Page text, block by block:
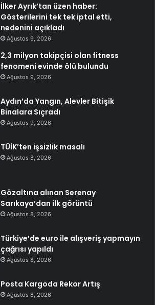
İlker Ayrık’tan üzen haber:
Gösterilerini tek tek iptal etti,
nedenini açıkladı
Ağustos 9, 2026
2,3 milyon takipçisi olan fitness
fenomeni evinde ölü bulundu
Ağustos 9, 2026
Aydın’da Yangın, Alevler Bitişik
Binalara Sıçradı
Ağustos 9, 2026
TÜİK’ten işsizlik masalı
Ağustos 8, 2026
Gözaltına alınan Serenay
Sarıkaya’dan ilk görüntü
Ağustos 8, 2026
Türkiye’de euro ile alışveriş yapmayın
çağrısı yapıldı
Ağustos 8, 2026
Posta Kargoda Rekor Artış
Ağustos 8, 2026